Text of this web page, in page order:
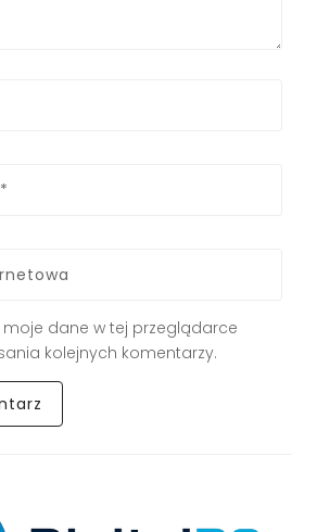
dane w tej przeglądarce
kolejnych komentarzy.